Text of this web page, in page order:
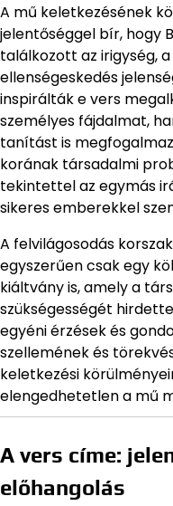
A mű keletkezésének
jelentőséggel bír, hogy
találkozott az irigység,
ellenségeskedés
inspirálták e vers
személyes fájdalmat,
tanítást is
korának társadalmi
tekintettel az egymás
sikeres emberekkel
A felvilágosodás
egyszerűen csak egy
kiáltvány is, amely a
szükségességét
egyéni érzések és
szellemének és
keletkezési
elengedhetetlen a mű
A vers címe:
előhangolás